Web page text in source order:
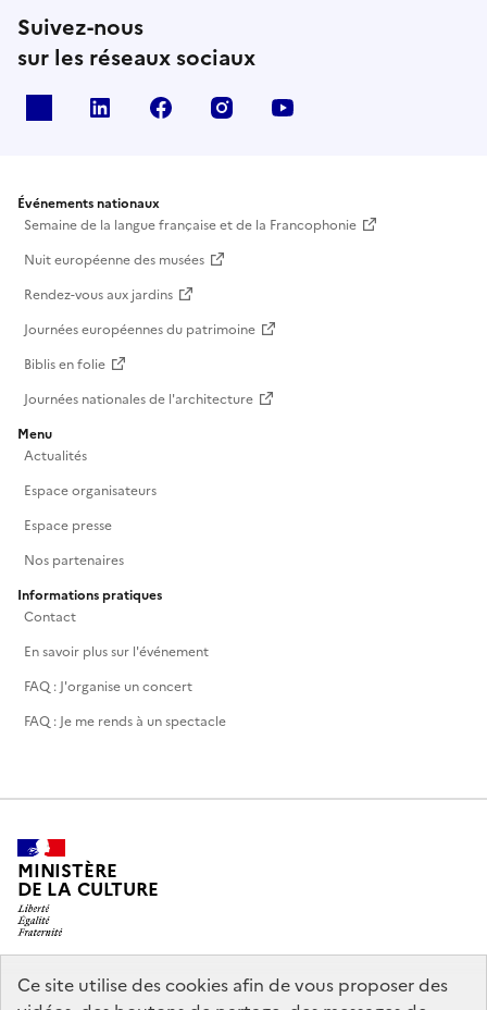
Ce site utilise des cookies afin de vous proposer des
Suivez-nous
sur les réseaux sociaux
Linkedin Facebook Instagram
Événements nationaux
Semaine de la langue française et de la Francophonie
Nuit européenne des musées
Rendez-vous aux jardins
Journées européennes du patrimoine
Biblis en folie
Journées nationales de l'architecture
Menu
Actualités
Espace organisateurs
Espace presse
Nos partenaires
Informations pratiques
Contact
En savoir plus sur l'événement
FAQ : J'organise un concert
FAQ : Je me rends à un spectacle
MINISTÈRE
DE LA CULTURE
legifrance.gouv.fr info.gouv.fr